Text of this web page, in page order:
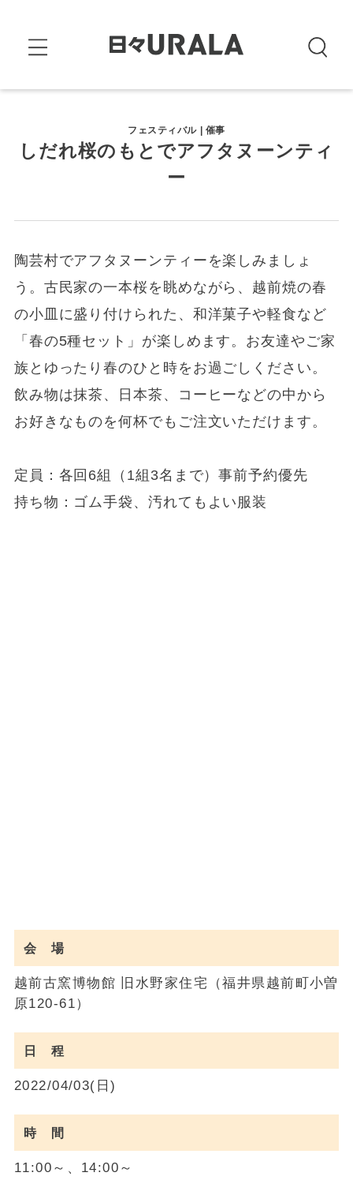
フェスティバル | 催事
しだれ桜のもとでアフタヌーンティ
ー
陶芸村でアフタヌーンティーを楽しみましょ
う。古民家の一本桜を眺めながら、越前焼の春
の小皿に盛り付けられた、和洋菓子や軽食など
「春の5種セット」が楽しめます。お友達やご家
族とゆったり春のひと時をお過ごしください。
飲み物は抹茶、日本茶、コーヒーなどの中から
お好きなものを何杯でもご注文いただけます。
定員：各回6組（1組3名まで）事前予約優先
持ち物：ゴム手袋、汚れてもよい服装
会 場
越前古窯博物館 旧水野家住宅（福井県越前町小曽
原120-61）
日 程
2022/04/03(日)
時 間
11:00～、14:00～